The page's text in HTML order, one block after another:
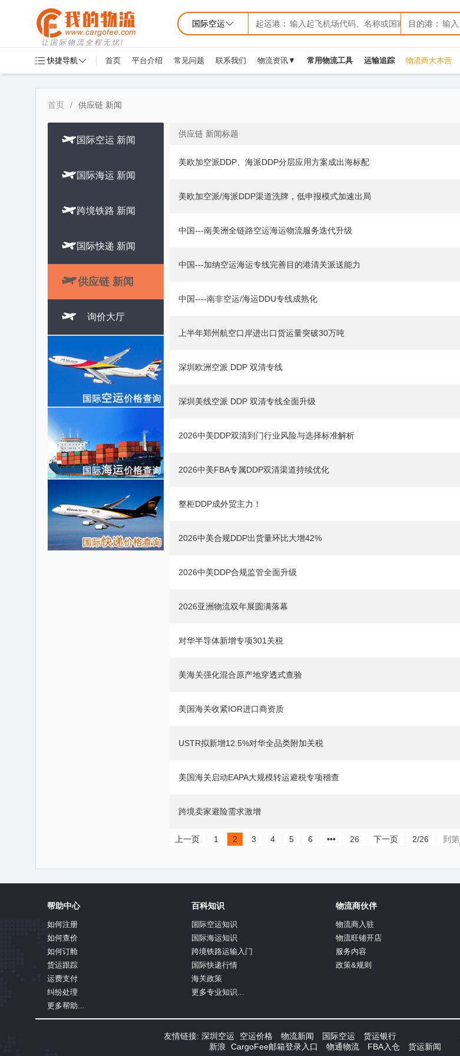
让国际物流全程无忧!
国际空运 起运港： 目的港：
快捷导航 首页 平台介绍 常见问题 联系我们 物流资讯▼ 常用物流工具 运输追踪 物流商大本营
首页 / 供应链 新闻
国际空运 新闻
国际海运 新闻
跨境铁路 新闻
国际快递 新闻
供应链 新闻
 询价大厅
供应链 新闻标题
美欧加空派DDP、海派DDP分层应用方案成出海标配
美欧加空派/海派DDP渠道洗牌，低申报模式加速出局
中国---南美洲全链路空运海运物流服务迭代升级
中国---加纳空运海运专线完善目的港清关派送能力
中国----南非空运/海运DDU专线成熟化
上半年郑州航空口岸进出口货运量突破30万吨
深圳欧洲空派 DDP 双清专线
深圳美线空派 DDP 双清专线全面升级
2026中美DDP双清到门行业风险与选择标准解析
2026中美FBA专属DDP双清渠道持续优化
整柜DDP成外贸主力！
2026中美合规DDP出货量环比大增42%
2026中美DDP合规监管全面升级
2026亚洲物流双年展圆满落幕
对华半导体新增专项301关税
美海关强化混合原产地穿透式查验
美国海关收紧IOR进口商资质
USTR拟新增12.5%对华全品类附加关税
美国海关启动EAPA大规模转运避税专项稽查
跨境卖家避险需求激增
上一页 1 2 3 4 5 6 ••• 26 下一页 2/26 到第
帮助中心
如何注册
如何查价
如何订舱
货运跟踪
运费支付
纠纷处理
更多帮助...
百科知识
国际空运知识
国际海运知识
跨境铁路运输入门
国际快递行情
海关政策
更多专业知识...
物流商伙伴
物流商入驻
物流旺铺开店
服务内容
政策&规则
友情链接: 深圳空运 空运价格 物流新闻 国际空运 货运银行
新浪 CargoFee邮箱登录入口 物通物流 FBA入仓 货运新闻